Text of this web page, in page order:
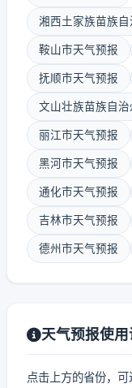
湘西土家族苗族
鞍山市天气预报
抚顺市天气预报
文山壮族苗族自
丽江市天气预报
黑河市天气预报
通化市天气预报
吉林市天气预报
德州市天气预报
天气预报使用
点击上方的省份，